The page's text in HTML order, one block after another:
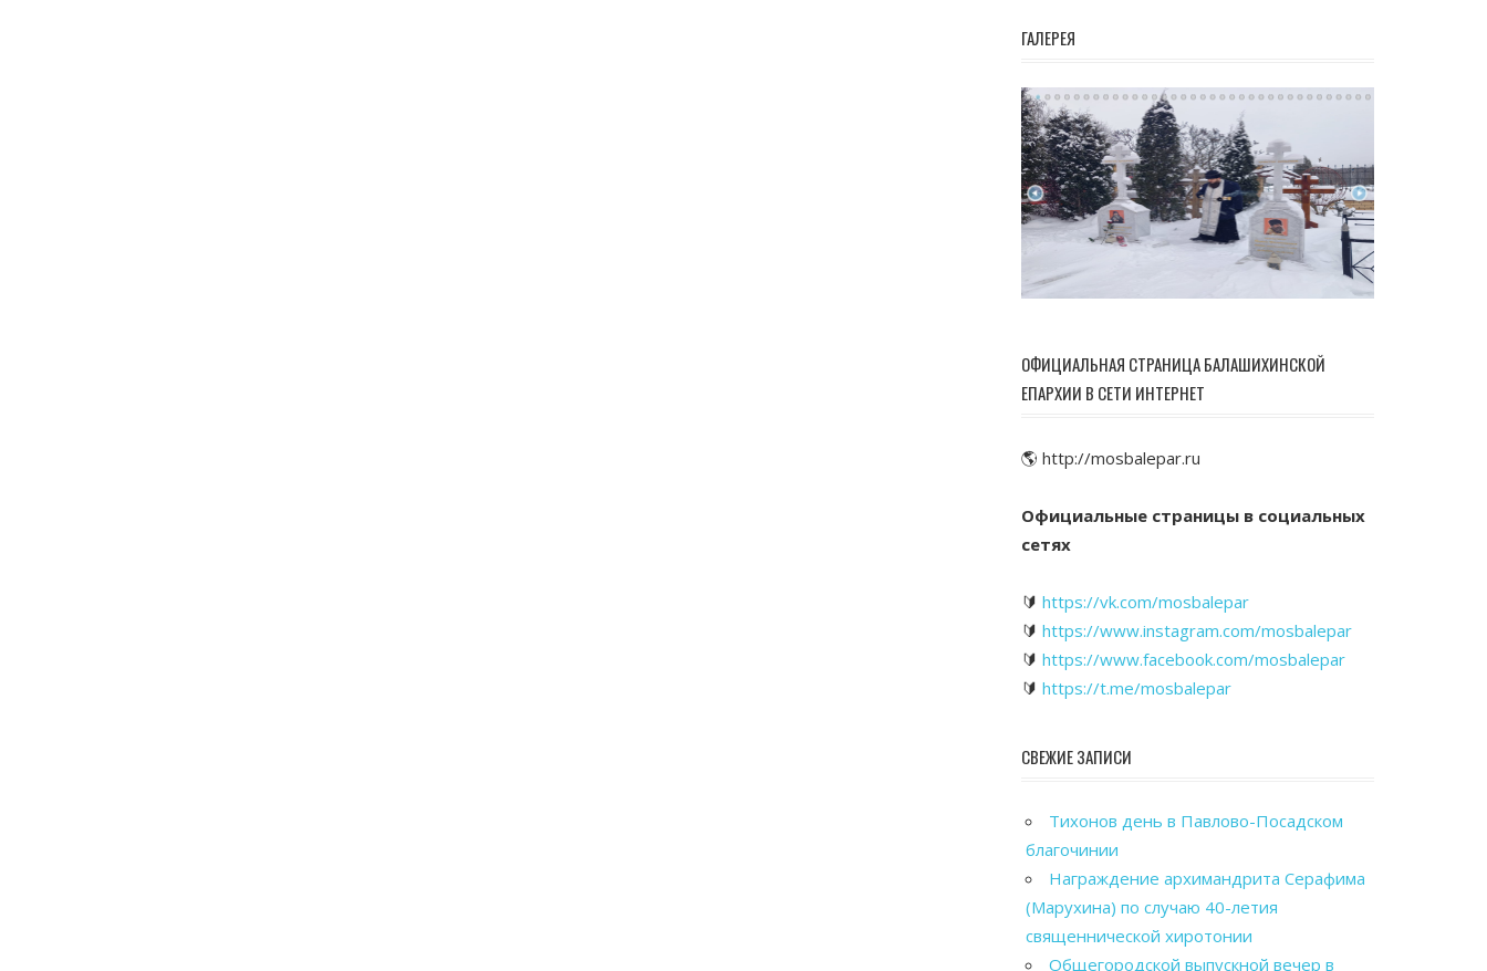
ГАЛЕРЕЯ
ОФИЦИАЛЬНАЯ СТРАНИЦА БАЛАШИХИНСКОЙ
ЕПАРХИИ В СЕТИ ИНТЕРНЕТ
🌎 http://mosbalepar.ru
Официальные страницы в социальных
сетях
🔰 https://vk.com/mosbalepar
🔰 https://www.instagram.com/mosbalepar
🔰 https://www.facebook.com/mosbalepar
🔰 https://t.me/mosbalepar
СВЕЖИЕ ЗАПИСИ
Тихонов день в Павлово-Посадском
благочинии
Награждение архимандрита Серафима
(Марухина) по случаю 40-летия
священнической хиротонии
Общегородской выпускной вечер в